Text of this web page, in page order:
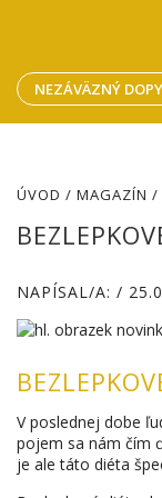
NEZÁVÄZNÝ
ÚVOD / MAGAZÍN /
NAPÍSAL/A: /
V poslednej dobe
pojem sa nám čím
je ale táto diéta